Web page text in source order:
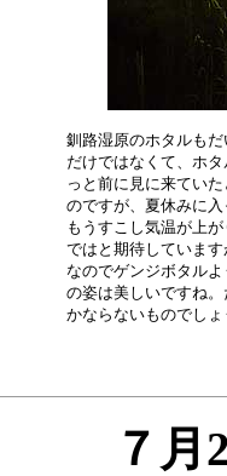
釧路湿原のホタルも
だけではなくて、ホ
っと前に見に来てい
のですが、夏休みに
もうすこし気温が上
ではと期待していま
なのでゲンジボタル
の姿は美しいですね
７月